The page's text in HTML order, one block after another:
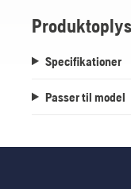
Specifikationer
Passer til model